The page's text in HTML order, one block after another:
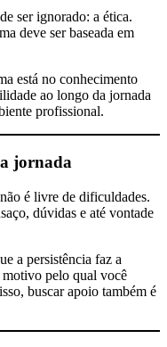
ser ignorado: a ética.
deve ser baseada em
está no conhecimento
ao longo da jornada
profissional.
jornada
é livre de dificuldades.
dúvidas e até vontade
a persistência faz a
pelo qual você
buscar apoio também é